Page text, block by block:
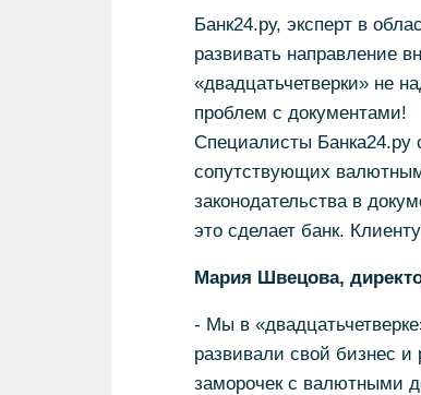
Банк24.ру, эксперт в
развивать направление
«двадцатьчетверки» не
проблем с документами!
Специалисты Банка24.ру
сопутствующих
законодательства в
это сделает банк.
Мария Швецова,
- Мы в
развивали свой бизнес
заморочек с валютными